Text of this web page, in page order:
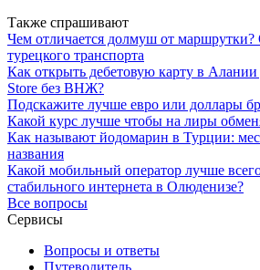
Также спрашивают
Чем отличается долмуш от маршрутки?
турецкого транспорта
Как открыть дебетовую карту в Алании
Store без ВНЖ?
Подскажите лучше евро или доллары
Какой курс лучше чтобы на лиры
Как называют йодомарин в Турции:
названия
Какой мобильный оператор лучше
стабильного интернета в Олюденизе?
Все вопросы
Сервисы
Вопросы и ответы
Путеводитель